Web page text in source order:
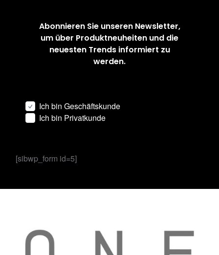
Abonnieren Sie unseren Newsletter,
um über Produktneuheiten und die
neuesten Trends informiert zu
werden.
Ich bin Geschäftskunde
Ich bin Privatkunde
[sibwp_form id=5]